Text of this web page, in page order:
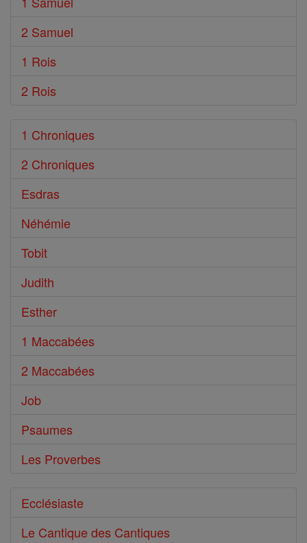
2 Samuel
1 Rois
2 Rois
1 Chroniques
2 Chroniques
Esdras
Néhémie
Tobit
Judith
Esther
1 Maccabées
2 Maccabées
Job
Psaumes
Les Proverbes
Ecclésiaste
Le Cantique des Cantiques